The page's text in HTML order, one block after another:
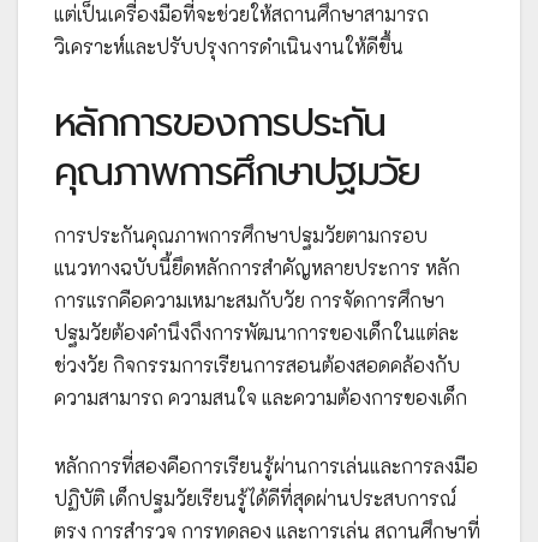
แต่เป็นเครื่องมือที่จะช่วยให้สถานศึกษาสามารถ
วิเคราะห์และปรับปรุงการดำเนินงานให้ดีขึ้น
หลักการของการประกัน
คุณภาพการศึกษาปฐมวัย
การประกันคุณภาพการศึกษาปฐมวัยตามกรอบ
แนวทางฉบับนี้ยึดหลักการสำคัญหลายประการ หลัก
การแรกคือความเหมาะสมกับวัย การจัดการศึกษา
ปฐมวัยต้องคำนึงถึงการพัฒนาการของเด็กในแต่ละ
ช่วงวัย กิจกรรมการเรียนการสอนต้องสอดคล้องกับ
ความสามารถ ความสนใจ และความต้องการของเด็ก
หลักการที่สองคือการเรียนรู้ผ่านการเล่นและการลงมือ
ปฏิบัติ เด็กปฐมวัยเรียนรู้ได้ดีที่สุดผ่านประสบการณ์
ตรง การสำรวจ การทดลอง และการเล่น สถานศึกษาที่